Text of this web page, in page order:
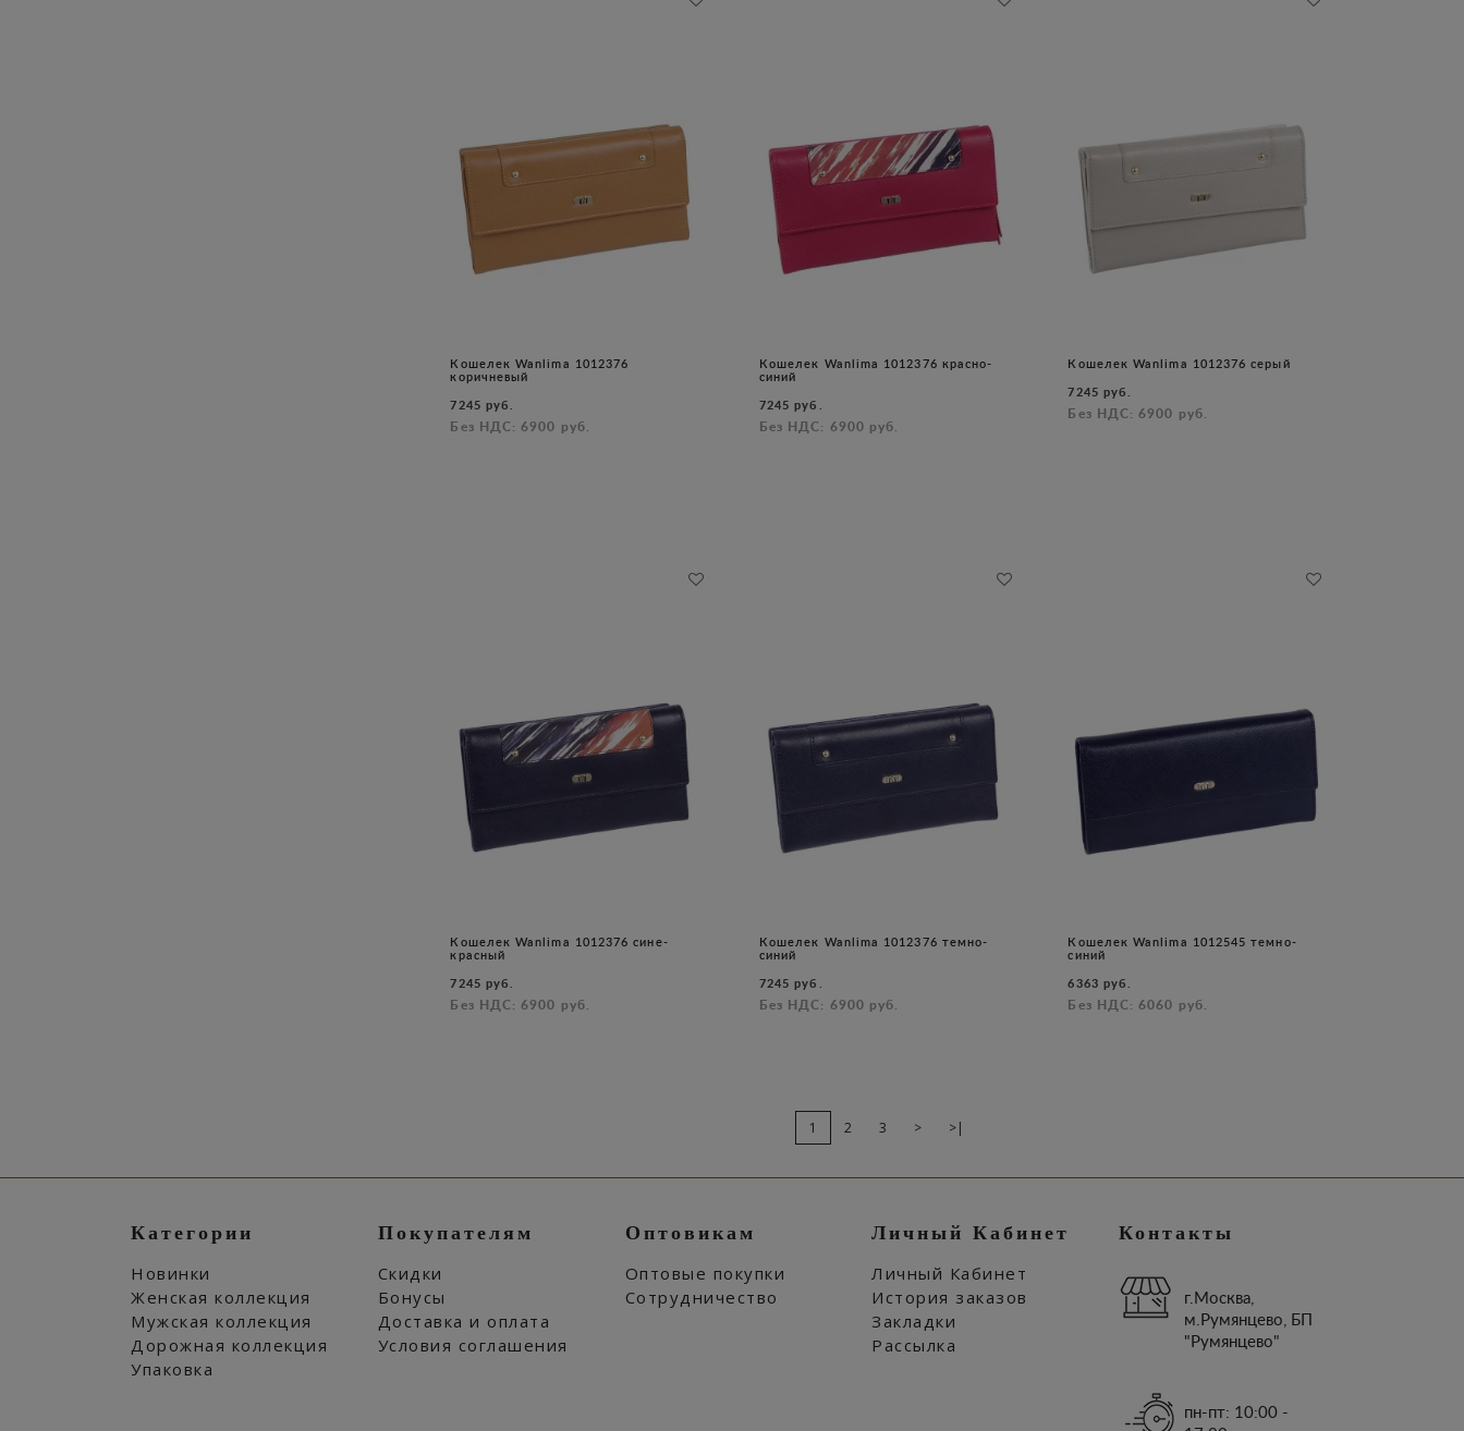
Кошелек Wanlima 1012376
коричневый
7245 руб.
Без НДС: 6900 руб.
Кошелек Wanlima 1012376 красно-
синий
7245 руб.
Без НДС: 6900 руб.
Кошелек Wanlima 1012376 серый
7245 руб.
Без НДС: 6900 руб.
Кошелек Wanlima 1012376 сине-
красный
7245 руб.
Без НДС: 6900 руб.
Кошелек Wanlima 1012376 темно-
синий
7245 руб.
Без НДС: 6900 руб.
Кошелек Wanlima 1012545 темно-
синий
6363 руб.
Без НДС: 6060 руб.
1 2 3 > >|
Категории
Новинки
Женская коллекция
Мужская коллекция
Дорожная коллекция
Упаковка
Покупателям
Скидки
Бонусы
Доставка и оплата
Условия соглашения
Оптовикам
Оптовые покупки
Сотрудничество
Личный Кабинет
Личный Кабинет
История заказов
Закладки
Рассылка
Контакты
г.Москва,
м.Румянцево, БП
"Румянцево"
пн-пт: 10:00 -